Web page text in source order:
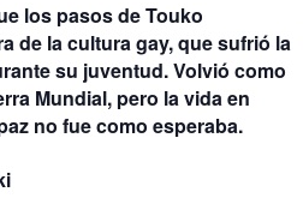
los pasos de Touko
de la cultura gay, que sufrió la
su juventud. Volvió como
Mundial, pero la vida en
no fue como esperaba.